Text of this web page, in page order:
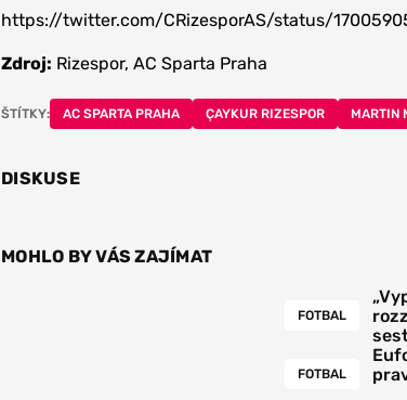
https://twitter.com/CRizesporAS/status/
Zdroj: Rizespor, AC Sparta Praha
ŠTÍTKY: AC SPARTA PRAHA ÇAYKUR RIZESPOR MARTIN
DISKUSE
MOHLO BY VÁS ZAJÍMAT
FOTBAL
FOTBAL